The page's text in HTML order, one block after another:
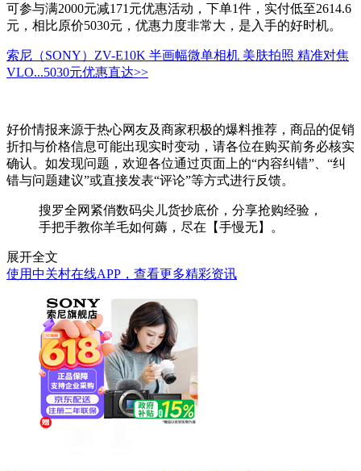
可参与满2000元减171元优惠活动，下单1件，实付低至2614.6
元，相比原价5030元，优惠力度非常大，是入手的好时机。
索尼（SONY）ZV-E10K 半画幅微单相机 美肤拍照 精准对焦
VLO...5030元优惠直达>>
好价情报来源于热心网友及商家积极的爆料推荐，商品的促销
折扣与价格信息可能出现实时变动，请各位在购买前务必核实
确认。如发现问题，欢迎各位通过页面上的“内容纠错”、“纠
错与问题建议”或直接发表“评论”等方式进行反馈。
搜罗全网紧俏数码尖儿货抄底价，分享抢购经验，
手把手教你羊毛如何薅，尽在【手慢无】。
展开全文
使用中关村在线APP，查看更多精彩资讯